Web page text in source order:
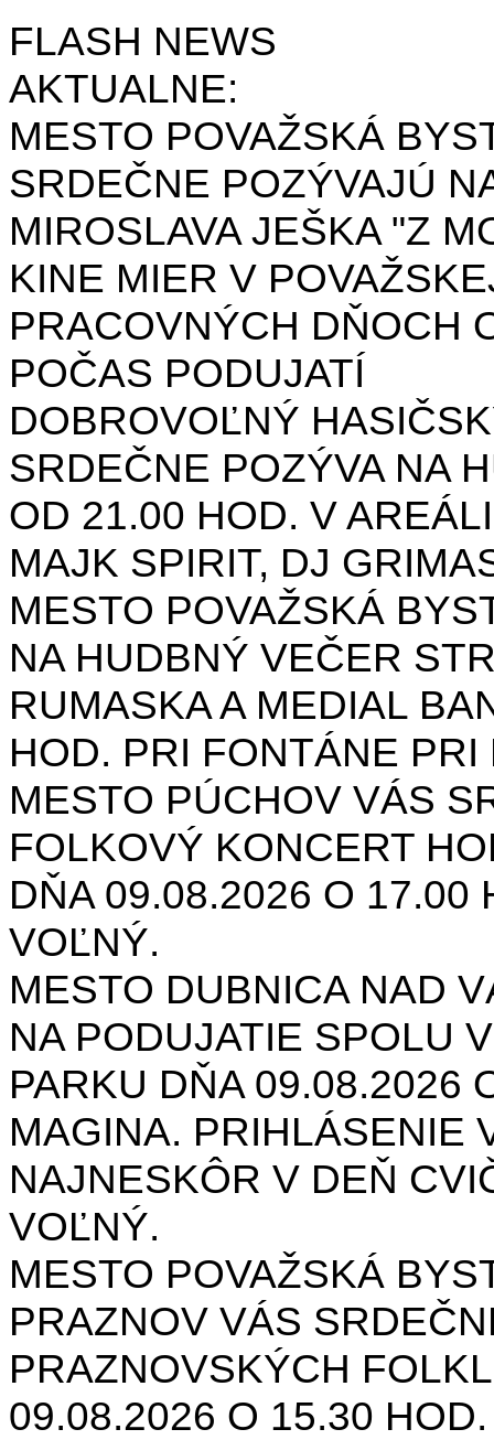
FLASH NEWS
AKTUALNE:
MESTO POVAŽSKÁ
SRDEČNE POZÝVAJÚ
MIROSLAVA JEŠKA "Z
KINE MIER V
PRACOVNÝCH DŇOCH
POČAS PODUJATÍ
DOBROVOĽNÝ
SRDEČNE POZÝVA NA
OD 21.00 HOD. V
MAJK SPIRIT, DJ
MESTO POVAŽSKÁ
NA HUDBNÝ VEČER
RUMASKA A MEDIAL
HOD. PRI FONTÁNE PRI
MESTO PÚCHOV VÁS
FOLKOVÝ KONCERT
DŇA 09.08.2026 O 17.00
VOĽNÝ.
MESTO DUBNICA NAD
NA PODUJATIE SPOLU
PARKU DŇA 09.08.2026
MAGINA. PRIHLÁSENIE
NAJNESKÔR V DEŇ
VOĽNÝ.
MESTO POVAŽSKÁ
PRAZNOV VÁS
PRAZNOVSKÝCH
09.08.2026 O 15.30